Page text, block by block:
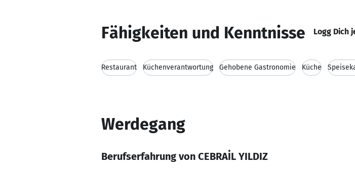
Fähigkeiten und Kenntnisse Logg Dich
Restaurant Küchenverantwortung Gehobene Gastronomie Küche
Werdegang
Berufserfahrung von CEBRAİL YILDIZ